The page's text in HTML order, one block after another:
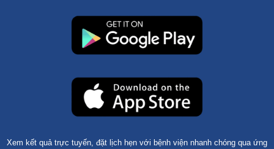
Xem kết quả trực tuyến, đặt lịch hẹn với bệnh viện nhanh chóng qua ứng